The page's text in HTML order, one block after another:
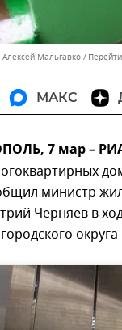
Мальгавко
МАКС
7 мар –
министр
Черняев в
округа